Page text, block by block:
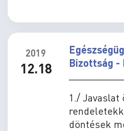
2019
12.18
Bizottság -
1./ Javaslat
döntések